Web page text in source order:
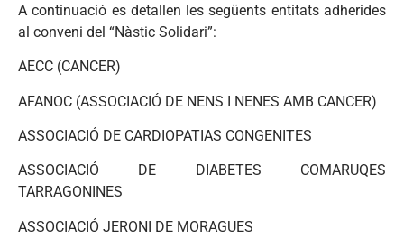
A continuació es detallen les següents entitats adherides
al conveni del “Nàstic Solidari”:
AECC (CANCER)
AFANOC (ASSOCIACIÓ DE NENS I NENES AMB CANCER)
ASSOCIACIÓ DE CARDIOPATIAS CONGENITES
ASSOCIACIÓ DE DIABETES COMARUQES
TARRAGONINES
ASSOCIACIÓ JERONI DE MORAGUES